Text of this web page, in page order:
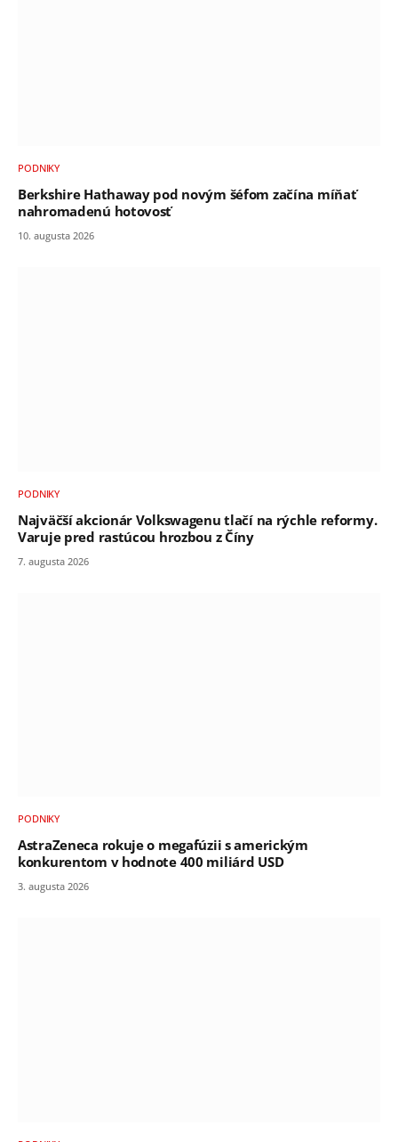
PODNIKY
Berkshire Hathaway pod novým šéfom začína míňať
nahromadenú hotovosť
10. augusta 2026
PODNIKY
Najväčší akcionár Volkswagenu tlačí na rýchle reformy.
Varuje pred rastúcou hrozbou z Číny
7. augusta 2026
PODNIKY
AstraZeneca rokuje o megafúzii s americkým
konkurentom v hodnote 400 miliárd USD
3. augusta 2026